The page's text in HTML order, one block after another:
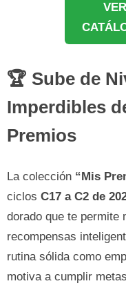
🏆 Sube de
Imperdibles
Premios
La colección “Mis
ciclos C17 a C2 de
dorado que te permite
recompensas
rutina sólida como
motiva a cumplir